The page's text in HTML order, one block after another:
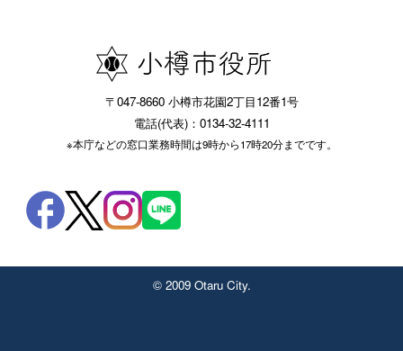
〒047-8660 小樽市花園2丁目12番1号
電話(代表)：0134-32-4111
※本庁などの窓口業務時間は9時から17時20分までです。
© 2009 Otaru City.